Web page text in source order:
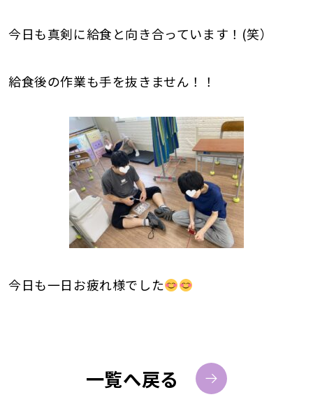
今日も真剣に給食と向き合っています！(笑）
給食後の作業も手を抜きません！！
今日も一日お疲れ様でした
一覧へ戻る